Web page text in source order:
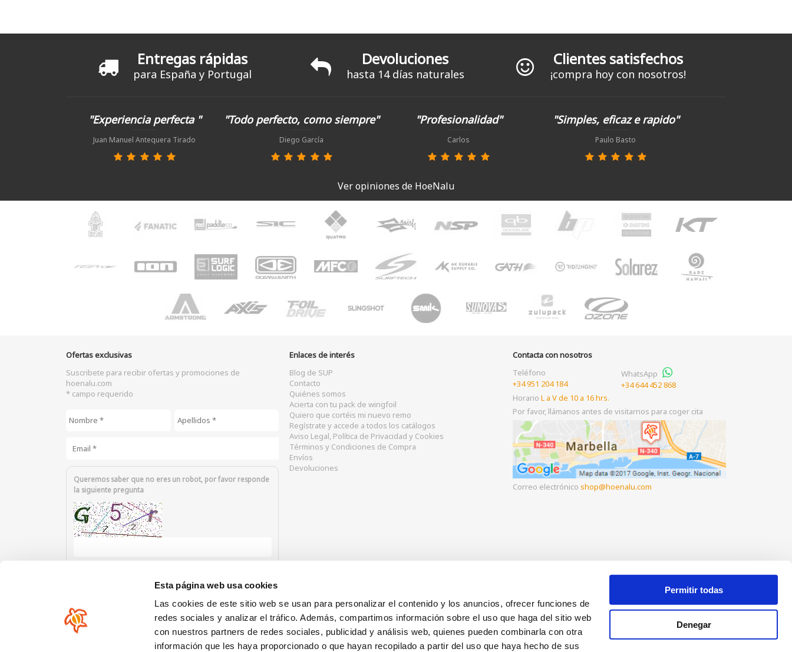
Esta página web usa cookies
Las cookies de este sitio web se usan para personalizar el contenido y los anuncios, ofrecer funciones de
redes sociales y analizar el tráfico. Además, compartimos información sobre el uso que haga del sitio web
con nuestros partners de redes sociales, publicidad y análisis web, quienes pueden combinarla con otra
información que les haya proporcionado o que hayan recopilado a partir del uso que haya hecho de sus
Permitir todas
Denegar
Entregas rápidas
para España y Portugal
Devoluciones
hasta 14 días naturales
Clientes satisfechos
¡compra hoy con nosotros!
"Experiencia perfecta "
Juan Manuel Antequera Tirado
"Todo perfecto, como siempre"
Diego García
"Profesionalidad"
Carlos
"Simples, eficaz e rapido"
Paulo Basto
Ver opiniones de HoeNalu
Ofertas exclusivas
Suscribete para recibir ofertas y promociones de
hoenalu.com
* campo requerido
Queremos saber que no eres un robot, por favor responde
la siguiente pregunta
Enlaces de interés
Blog de SUP
Contacto
Quiénes somos
Acierta con tu pack de wingfoil
Quiero que cortéis mi nuevo remo
Regístrate y accede a todos los catálogos
Aviso Legal, Política de Privacidad y Cookies
Términos y Condiciones de Compra
Envíos
Devoluciones
Contacta con nosotros
Teléfono
+34 951 204 184
WhatsApp
+34 644 452 868
HorarioL a V de 10 a 16 hrs.
Por favor, llámanos antes de visitarnos para coger cita
Correo electrónicoshop hoenalu.com
Nuestras formas de pago